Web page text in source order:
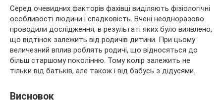
Серед очевидних факторів фахівці виділяють фізіологічні
особливості людини і спадковість. Вчені неодноразово
проводили дослідження, в результаті яких було виявлено,
що відтінок залежить від родичів дитини. При цьому
величезний вплив роблять родичі, що відносяться до
більш старшому поколінню. Тому колір залежить не
тільки від батьків, але також і від бабусь з дідусями.
Висновок